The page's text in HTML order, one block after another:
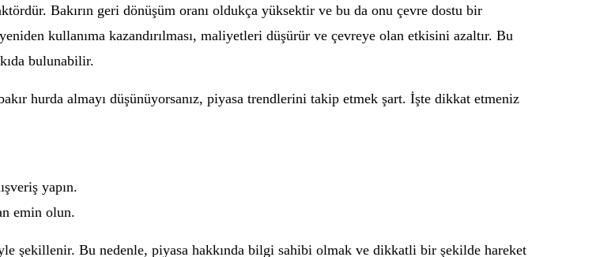
Bakırın geri dönüşüm oranı oldukça yüksektir ve bu da onu çevre dostu bir
kullanıma kazandırılması, maliyetleri düşürür ve çevreye olan etkisini azaltır. Bu
bulunabilir.
hurda almayı düşünüyorsanız, piyasa trendlerini takip etmek şart. İşte dikkat etmeniz
yapın.
emin olun.
şekillenir. Bu nedenle, piyasa hakkında bilgi sahibi olmak ve dikkatli bir şekilde hareket